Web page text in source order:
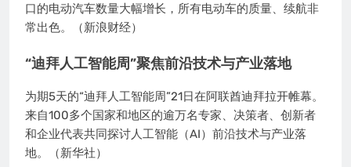
口的电动汽车数量大幅增长，所有电动车的质量、续航非
常出色。（新浪财经）
“迪拜人工智能周”聚焦前沿技术与产业落地
为期5天的“迪拜人工智能周”21日在阿联酋迪拜拉开帷幕。
来自100多个国家和地区的逾万名专家、决策者、创新者
和企业代表共同探讨人工智能（AI）前沿技术与产业落
地。（新华社）